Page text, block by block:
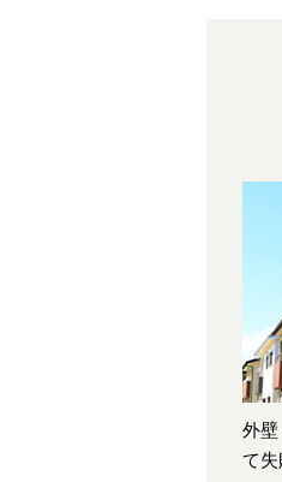
外
て失